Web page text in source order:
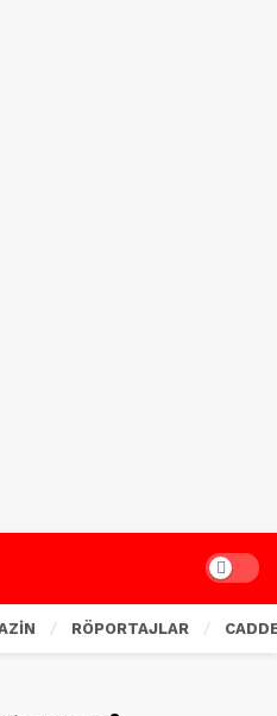
Dark
RÖPORTAJLAR